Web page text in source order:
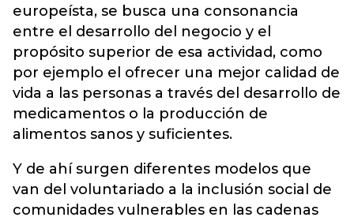
europeísta, se busca una consonancia
entre el desarrollo del negocio y el
propósito superior de esa actividad, como
por ejemplo el ofrecer una mejor calidad de
vida a las personas a través del desarrollo de
medicamentos o la producción de
alimentos sanos y suficientes.
Y de ahí surgen diferentes modelos que
van del voluntariado a la inclusión social de
comunidades vulnerables en las cadenas